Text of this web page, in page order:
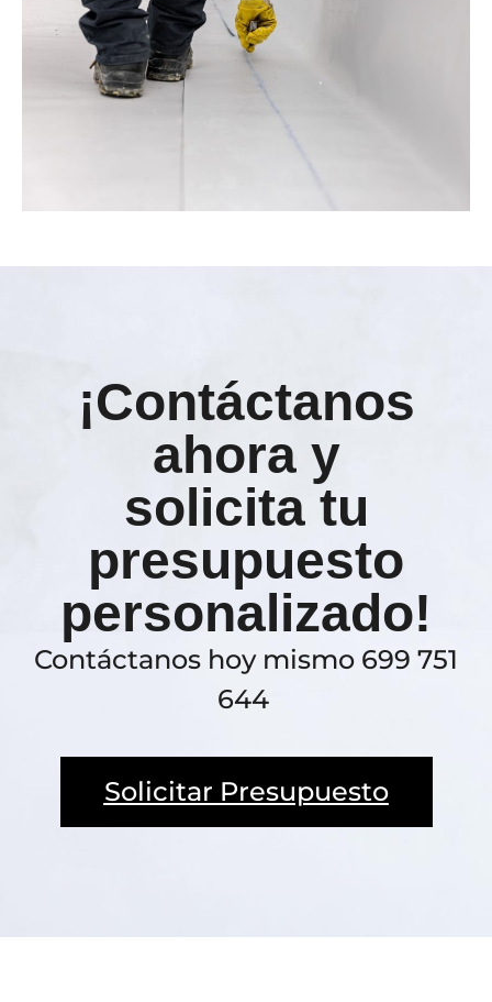
¡Contáctanos
ahora y
solicita tu
presupuesto
personalizado!
Contáctanos hoy mismo 699 751
644
Solicitar Presupuesto